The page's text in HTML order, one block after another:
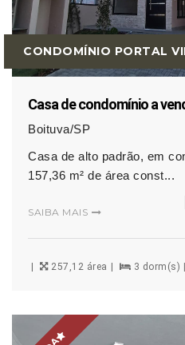
CONDOMÍNIO PORTAL
Casa de condomínio a
Boituva/SP
Casa de alto padrão, em
157,36 m² de área const...
SAIBA MAIS
257,12 área 3 dorm(s)